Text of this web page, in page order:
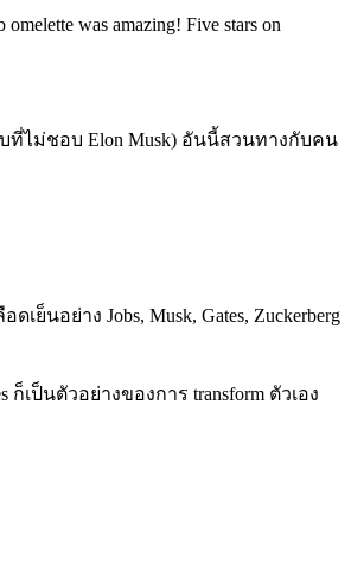
was amazing! Five stars on
บที่ไม่ชอบ Elon Musk) อันนี้สวนทางกับคน
นอย่าง Jobs, Musk, Gates, Zuckerberg
เป็นตัวอย่างของการ transform ตัวเอง